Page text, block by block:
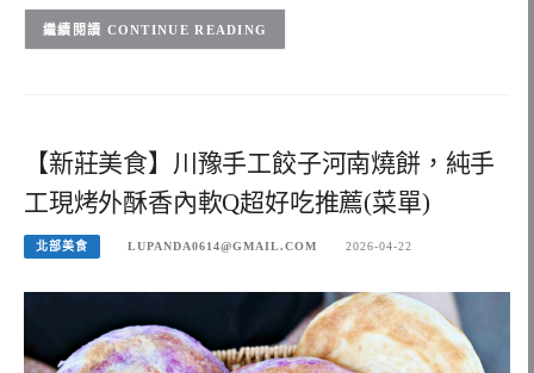
CONTINUE READING
【新莊美食】川豫手工餃子河南燒餅，純手
工現烤外酥香內軟Q超好吃推薦(菜單)
北部美食 LUPANDA0614@GMAIL.COM 2026-04-22